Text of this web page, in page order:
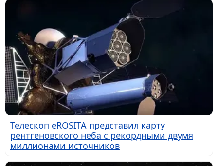
Телескоп eROSITA представил карту
рентгеновского неба с рекордными двумя
миллионами источников